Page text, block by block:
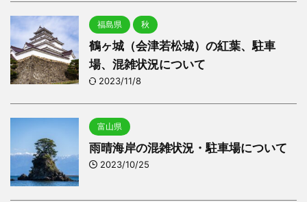
福島県 秋
鶴ヶ城（会津若松城）の紅葉、駐車
場、混雑状況について
2023/11/8
富山県
雨晴海岸の混雑状況・駐車場について
2023/10/25